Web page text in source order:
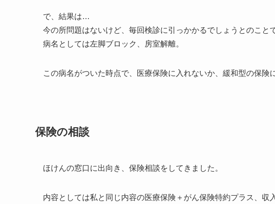
で、結果は…
今の所問題はないけど、毎回検診に引っかかるでしょうとのこと
病名としては左脚ブロック、房室解離。
この病名がついた時点で、医療保険に入れないか、緩和型の保険
保険の相談
ほけんの窓口に出向き、保険相談をしてきました。
内容としては私と同じ内容の医療保険＋がん保険特約プラス、収